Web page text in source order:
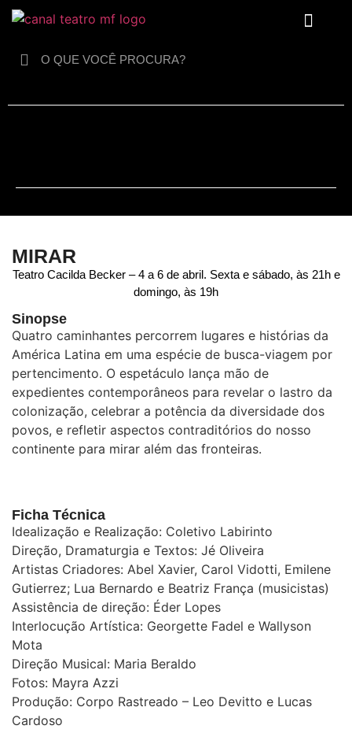
MIRAR
Teatro Cacilda Becker – 4 a 6 de abril. Sexta e sábado, às 21h e
domingo, às 19h
Sinopse
Quatro caminhantes percorrem lugares e histórias da
América Latina em uma espécie de busca-viagem por
pertencimento. O espetáculo lança mão de
expedientes contemporâneos para revelar o lastro da
colonização, celebrar a potência da diversidade dos
povos, e refletir aspectos contraditórios do nosso
continente para mirar além das fronteiras.
Ficha Técnica
Idealização e Realização: Coletivo Labirinto
Direção, Dramaturgia e Textos: Jé Oliveira
Artistas Criadores: Abel Xavier, Carol Vidotti, Emilene
Gutierrez; Lua Bernardo e Beatriz França (musicistas)
Assistência de direção: Éder Lopes
Interlocução Artística: Georgette Fadel e Wallyson
Mota
Direção Musical: Maria Beraldo
Fotos: Mayra Azzi
Produção: Corpo Rastreado – Leo Devitto e Lucas
Cardoso